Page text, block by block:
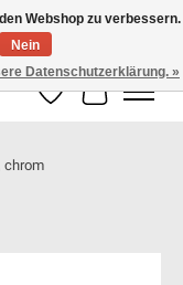
Wunschzettel
Ihr
chrom
Webshop zu verbessern.
Nein
Datenschutzerklärung. »